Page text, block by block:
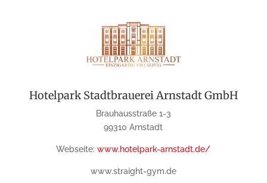
Hotelpark Stadtbrauerei Arnstadt GmbH
Brauhausstraße 1-3
99310 Arnstadt
Webseite:www.hotelpark-arnstadt.de/
www.straight-gym.de